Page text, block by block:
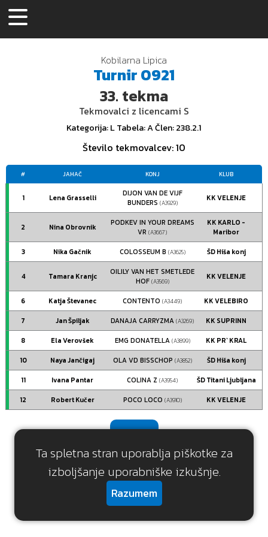
Ta spletna stran uporablja piškotke za
izboljšanje uporabniške izkušnje.
Razumem
Kobilarna Lipica
Turnir0921
33. tekma
Tekmovalci z licencami S
Kategorija: LTabela: AČlen: 238.2.1
Število tekmovalcev: 10
# JAHAČ KONJ KLUB
1 Lena Grasselli
DIJON VAN DE VIJF
BUNDERS (A3929)
KK VELENJE
2 Nina Obrovnik
PODKEV IN YOUR DREAMS
VR(A3667)
KK KARLO -
Maribor
3 Nika Gačnik COLOSSEUM B (A3625) ŠD Hiša konj
4 Tamara Kranjc
OILILY VAN HET SMETLEDE
HOF (A3569)
KK VELENJE
6 Katja Števanec CONTENTO(A3449) KK VELEBIRO
7 Jan Špiljak DANAJA CARRYZMA(A3269) KK SUPRINN
8 Ela Verovšek EMG DONATELLA (A3899) KK PR` KRAL
10 Naya Jančigaj OLA VD BISSCHOP (A3852) ŠD Hiša konj
11 Ivana Pantar COLINA Z(A3954) ŠD Titani Ljubljana
12 Robert Kučer POCO LOCO (A3910) KK VELENJE
Nazaj